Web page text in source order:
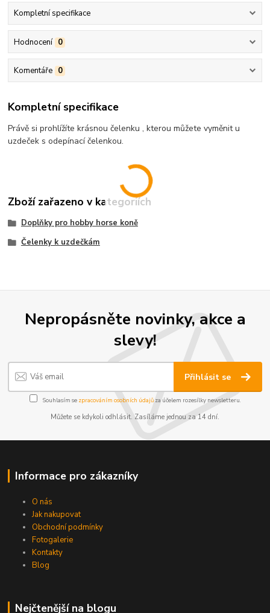
Kompletní specifikace
Hodnocení 0
Komentáře 0
Kompletní specifikace
Právě si prohlížíte krásnou čelenku , kterou můžete vyměnit u
uzdeček s odepínací čelenkou.
Zboží zařazeno v kategoriích
Doplňky pro hobby horse koně
Čelenky k uzdečkám
Nepropásněte novinky, akce a
slevy!
Přihlásit se
Souhlasím se zpracováním osobních údajůza účelem rozesílky newsletteru.
Můžete se kdykoli odhlásit. Zasíláme jednou za 14 dní.
Informace pro zákazníky
O nás
Jak nakupovat
Obchodní podmínky
Fotogalerie
Kontakty
Blog
Nejčtenější na blogu